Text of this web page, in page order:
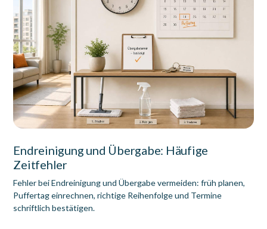
Endreinigung und Übergabe: Häufige
Zeitfehler
Fehler bei Endreinigung und Übergabe vermeiden: früh planen,
Puffertag einrechnen, richtige Reihenfolge und Termine
schriftlich bestätigen.